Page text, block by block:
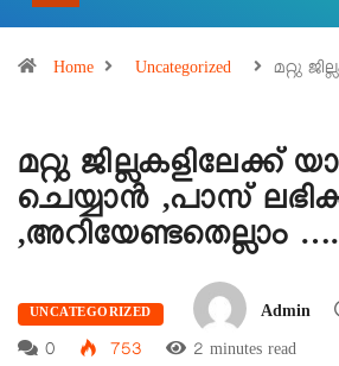
Home Uncategorized മറ്റു
മറ്റു ജില്ലകളിലേക്ക്
ചെയ്യാൻ ,പാസ്
,അറിയേണ്ടതെല്ലാം ….
UNCATEGORIZED Admin
0
753 2 minutes read